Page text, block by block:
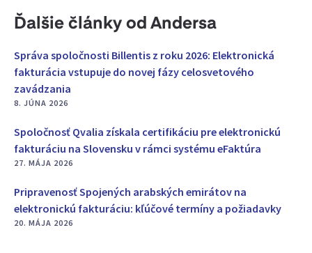
Ďalšie články od Andersa
Správa spoločnosti Billentis z roku 2026: Elektronická
fakturácia vstupuje do novej fázy celosvetového
zavádzania
8. JÚNA 2026
Spoločnosť Qvalia získala certifikáciu pre elektronickú
fakturáciu na Slovensku v rámci systému eFaktúra
27. MÁJA 2026
Pripravenosť Spojených arabských emirátov na
elektronickú fakturáciu: kľúčové termíny a požiadavky
20. MÁJA 2026